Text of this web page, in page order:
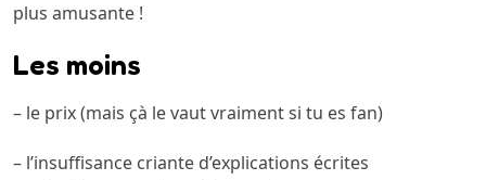
plus amusante !
Les moins
– le prix (mais çà le vaut vraiment si tu es fan)
– l’insuffisance criante d’explications écrites